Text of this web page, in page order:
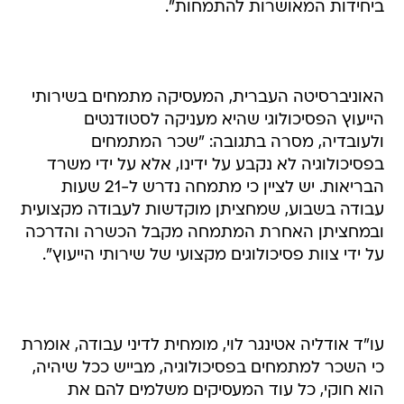
ביחידות המאושרות להתמחות".
האוניברסיטה העברית, המעסיקה מתמחים בשירותי
הייעוץ הפסיכולוגי שהיא מעניקה לסטודנטים
ולעובדיה, מסרה בתגובה: "שכר המתמחים
בפסיכולוגיה לא נקבע על ידינו, אלא על ידי משרד
הבריאות. יש לציין כי מתמחה נדרש ל-21 שעות
עבודה בשבוע, שמחציתן מוקדשות לעבודה מקצועית
ובמחציתן האחרת המתמחה מקבל הכשרה והדרכה
על ידי צוות פסיכולוגים מקצועי של שירותי הייעוץ".
עו"ד אודליה אטינגר לוי, מומחית לדיני עבודה, אומרת
כי השכר למתמחים בפסיכולוגיה, מבייש ככל שיהיה,
הוא חוקי, כל עוד המעסיקים משלמים להם את